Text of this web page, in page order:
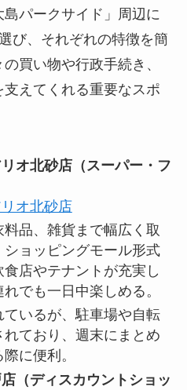
パークサイド」周辺に
び、それぞれの特徴を簡
買い物や行政手続き、
えてくれる重要なスポ
オ北砂店（スーパー・フ
オ北砂店
品、雑貨まで幅広く取
ショッピングモール形式
店やテナントが充実し
でも一日中楽しめる。
いるが、駐車場や自転
ており、週末にまとめ
に便利。
（ディスカウントショッ